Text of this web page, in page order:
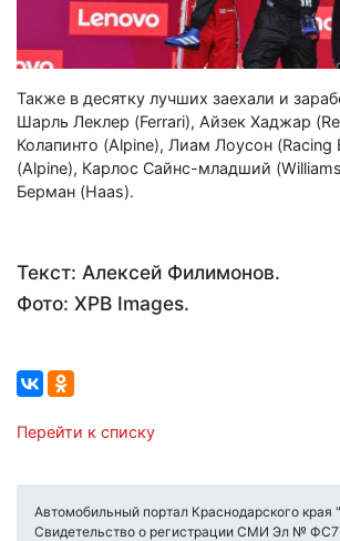
Также в десятку лучших заехали и
Шарль Леклер (Ferrari), Айзек Хаджар
Колапинто (Alpine), Лиам Лоусон (Racing
(Alpine), Карлос Сайнс-младший
Берман (Haas).
Текст: Алексей Филимонов.
Фото: XPB Images.
Перейти к списку
Автомобильный портал Краснодарского края
Свидетельство о регистрации СМИ Эл №